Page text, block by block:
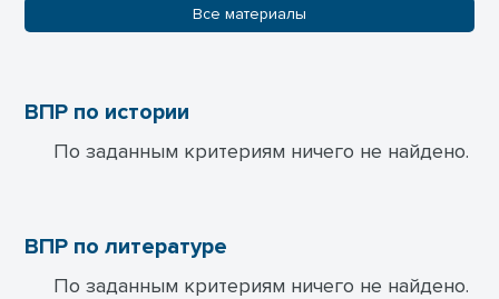
Все материалы
ВПР по истории
По заданным критериям ничего не найдено.
ВПР по литературе
По заданным критериям ничего не найдено.